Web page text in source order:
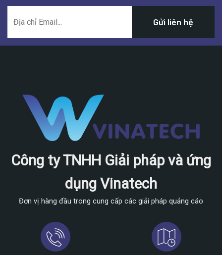
Công ty TNHH Giải pháp và ứng
dụng Vinatech
Đơn vị hàng đầu trong cung cấp các giải pháp quảng cáo